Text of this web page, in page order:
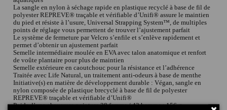
La sangle en nylon à séchage rapide en plastique recyclé à base de fil de
polyester REPREVE® traçable et vérifiable d’Unifi® assure le maintien
du pied et résiste à l’usure, Universal Strapping System™, de multiples
points de réglage vous permettent de trouver l’ajustement parfait
Le système de fermeture par Velcro s’enfile et s’enlève rapidement et
permet d’obtenir un ajustement parfait
Semelle intermédiaire moulée en EVA avec talon anatomique et renfort
de voûte plantaire pour plus de maintien
Semelle extérieure en caoutchouc pour la résistance et l’adhérence
Traitée avec Life Natural, un traitement anti-odeurs à base de menthe
Initiative(s) en matière de développement durable : Végan, sangle en
nylon composée de plastique brecyclé à base de fil de polyester
REPREVE® traçable et vérifiable d’Unifi®
Poids d’une chaussure pointure 38 femme / 42 homme : 156 g